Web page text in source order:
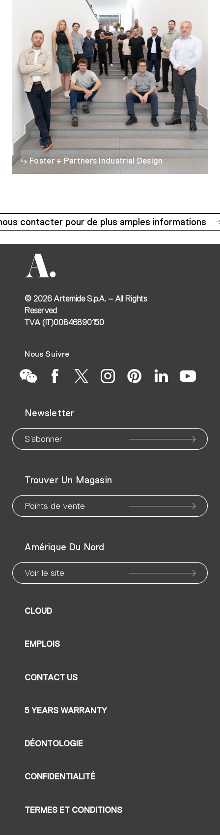
Foster + Partners Industrial Design
contacter pour de plus amples informations
© 2026Artemide S.p.A. – All Rights
Reserved
TVA (IT)00846890150
Nous Suivre
to
our
page
to
our
page
to
our
page
to
our
page
to
our
page
to
our
page
to
Newsletter
S’abonner
Trouver Un Magasin
Points de vente
Amérique Du Nord
Voir le site
CLOUD
EMPLOIS
CONTACT US
5 YEARS WARRANTY
DÉONTOLOGIE
CONFIDENTIALITÉ
TERMES ET CONDITIONS